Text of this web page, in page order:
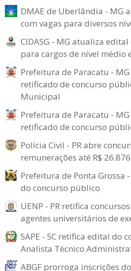
DMAE de Uberlândia - MG
com vagas para diversos
CIDASG - MG atualiza
para cargos de nível médio
Prefeitura de Paracatu -
retificado de concurso
Municipal
Prefeitura de Paracatu -
retificado de concurso
Polícia Civil - PR abre
remunerações até R$
Prefeitura de Ponta Grossa
do concurso público
UENP - PR retifica
agentes universitários de
SAPE - SC retifica edital do
Analista Técnico
ABGF prorroga inscrições